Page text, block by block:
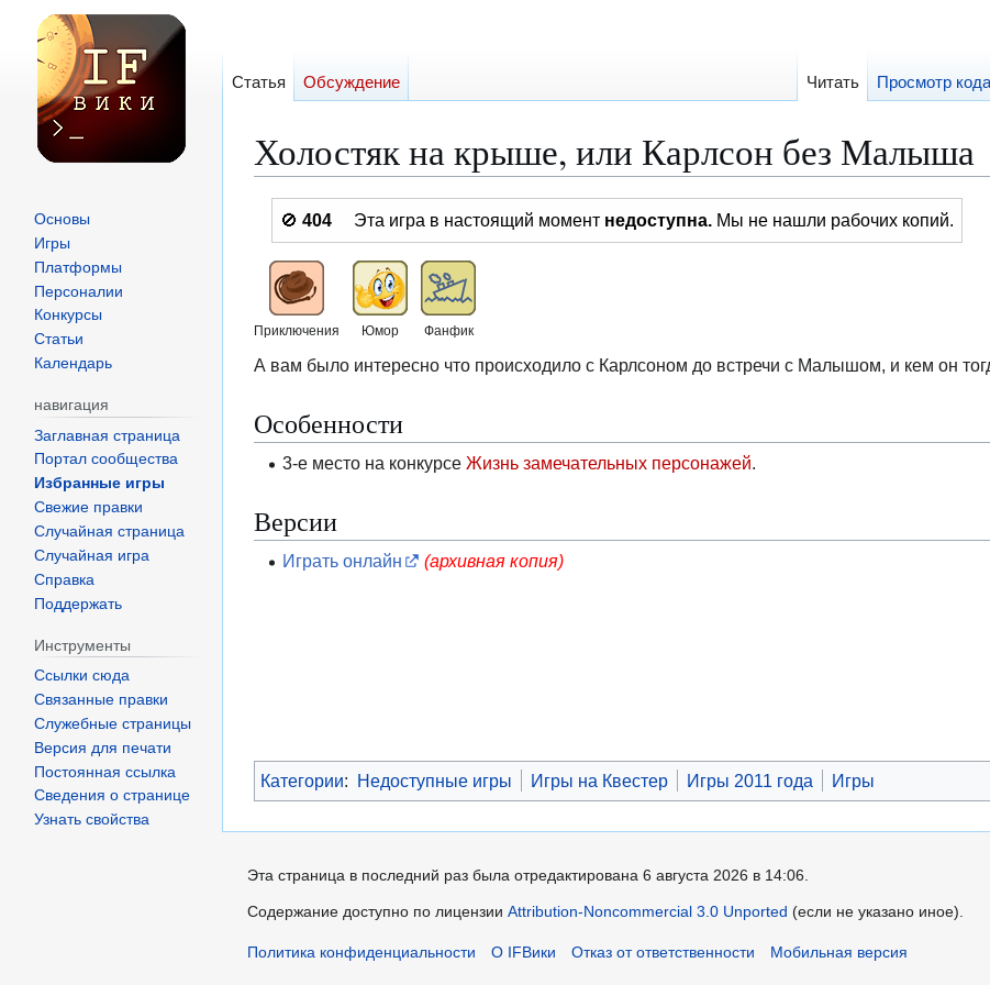
Холостяк на крыше, или Карлсон без Малыша
Перейти
навигации
Перейти
поиску
🚫404 Эта игра в настоящий момент недоступна. Мы не нашли рабочих копий.
Приключения Юмор Фанфик
А вам было интересно что происходило с Карлсоном до встречи с Малышом, и кем он
Особенности
3-е место на конкурсе Жизнь замечательных персонажей.
Версии
Играть онлайн (архивная копия)
Категории: Недоступные игры Игры на Квестер Игры 2011 года Игры
Статья Обсуждение Читать Просмотр кода
Основы
Игры
Платформы
Персоналии
Конкурсы
Статьи
Календарь
навигация
Заглавная страница
Портал сообщества
Избранные игры
Свежие правки
Случайная страница
Случайная игра
Справка
Поддержать
Инструменты
Ссылки сюда
Связанные правки
Служебные страницы
Версия для печати
Постоянная ссылка
Сведения о странице
Узнать свойства
Эта страница в последний раз была отредактирована 6 августа 2026 в 14:06.
Содержание доступно по лицензииAttribution-Noncommercial 3.0 Unported (если не указано иное).
Политика конфиденциальности О IFВики Отказ от ответственности Мобильная версия